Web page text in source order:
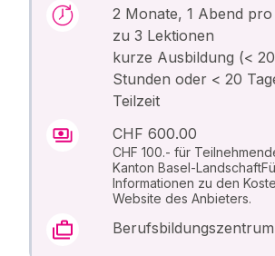
2 Monate, 1 Abend
zu 3 Lektionen
kurze Ausbildung (<
Stunden oder < 20
Teilzeit
CHF 600.00
CHF 100.- für
Kanton Basel-
Informationen zu den
Website des Anbieters.